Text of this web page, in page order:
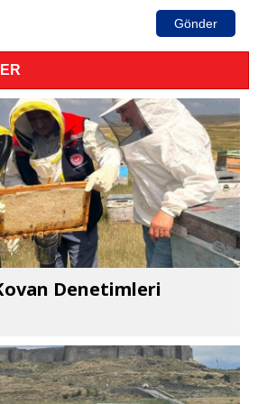
Gönder
Denetimleri